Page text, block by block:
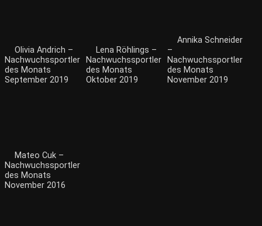
Olivia Andrich –
Nachwuchssportler
des Monats
September 2019
Lena Röhlings –
Nachwuchssportler
des Monats
Oktober 2019
Annika Schneider
–
Nachwuchssportler
des Monats
November 2019
Mateo Cuk –
Nachwuchssportler
des Monats
November 2016